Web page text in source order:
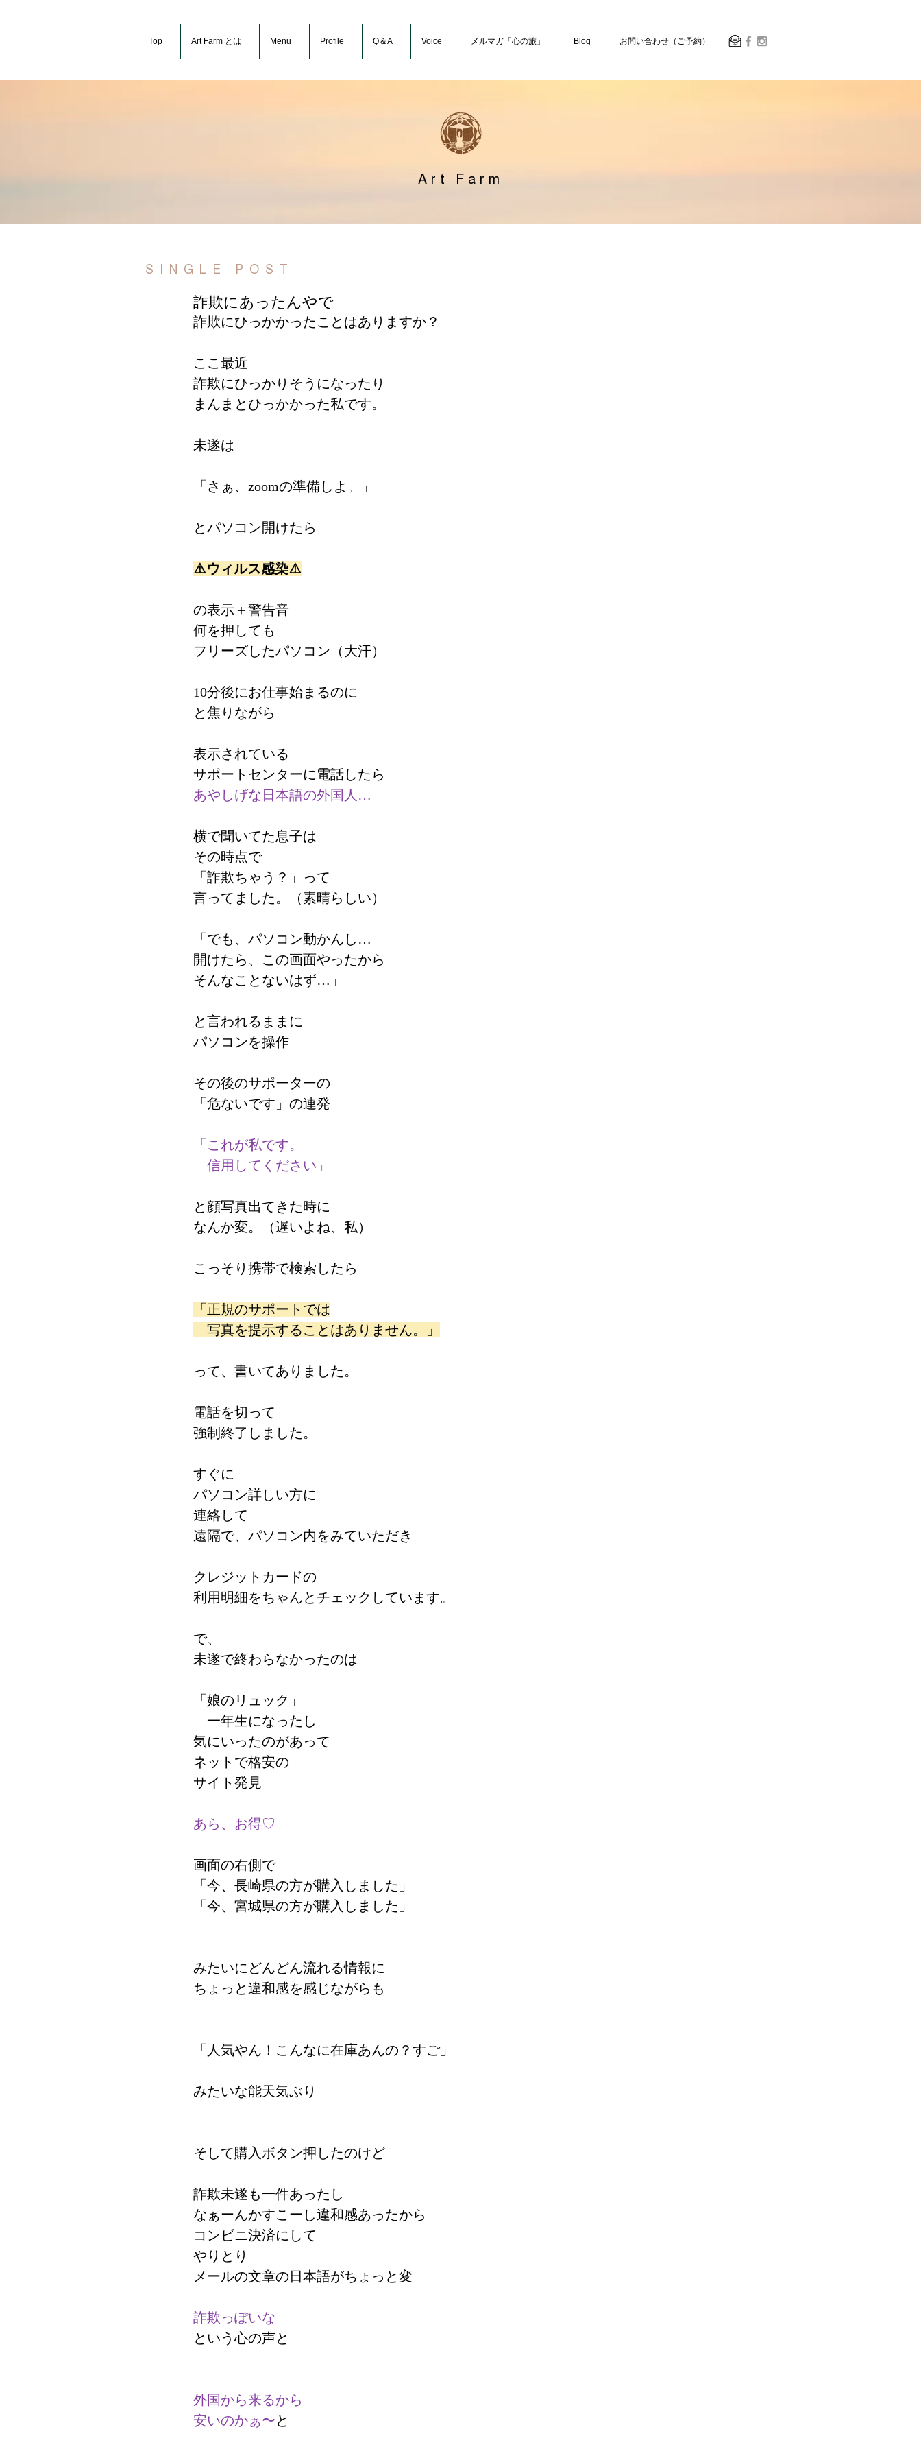
Top Art Farm とは Menu Profile Q＆A Voice メルマガ「心の旅」 Blog お問い合わせ（ご予約）
Art Farm
SINGLE POST
詐欺にあったんやで
詐欺にひっかかったことはありますか？
ここ最近
詐欺にひっかりそうになったり
まんまとひっかかった私です。
未遂は
「さぁ、zoomの準備しよ。」
とパソコン開けたら
⚠️ウィルス感染⚠️
の表示＋警告音
何を押しても
フリーズしたパソコン（大汗）
10分後にお仕事始まるのに
と焦りながら
表示されている
サポートセンターに電話したら
あやしげな日本語の外国人…
横で聞いてた息子は
その時点で
「詐欺ちゃう？」って
言ってました。（素晴らしい）
「でも、パソコン動かんし…
開けたら、この画面やったから
そんなことないはず…」
と言われるままに
パソコンを操作
その後のサポーターの
「危ないです」の連発
「これが私です。
信用してください」
と顔写真出てきた時に
なんか変。（遅いよね、私）
こっそり携帯で検索したら
「正規のサポートでは
写真を提示することはありません。」
って、書いてありました。
電話を切って
強制終了しました。
すぐに
パソコン詳しい方に
連絡して
遠隔で、パソコン内をみていただき
クレジットカードの
利用明細をちゃんとチェックしています。
で、
未遂で終わらなかったのは
「娘のリュック」
一年生になったし
気にいったのがあって
ネットで格安の
サイト発見
あら、お得♡
画面の右側で
「今、長崎県の方が購入しました」
「今、宮城県の方が購入しました」
みたいにどんどん流れる情報に
ちょっと違和感を感じながらも
「人気やん！こんなに在庫あんの？すご」
みたいな能天気ぶり
そして購入ボタン押したのけど
詐欺未遂も一件あったし
なぁーんかすこーし違和感あったから
コンビニ決済にして
やりとり
メールの文章の日本語がちょっと変
詐欺っぽいな
という心の声と
外国から来るから
安いのかぁ〜と